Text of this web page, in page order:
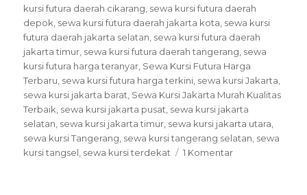
kursi futura daerah cikarang sewa kursi futura daerah
depok sewa kursi futura daerah jakarta kota sewa kursi
futura daerah jakarta selatan sewa kursi futura daerah
jakarta timur sewa kursi futura daerah tangerang sewa
kursi futura harga teranyar Sewa Kursi Futura Harga
Terbaru sewa kursi futura harga terkini sewa kursi Jakarta
sewa kursi jakarta barat Sewa Kursi Jakarta Murah Kualitas
Terbaik sewa kursi jakarta pusat sewa kursi jakarta
selatan sewa kursi jakarta timur sewa kursi jakarta utara
sewa kursi Tangerang sewa kursi tangerang selatan sewa
kursi tangsel sewa kursi terdekat 1 Komentarpada